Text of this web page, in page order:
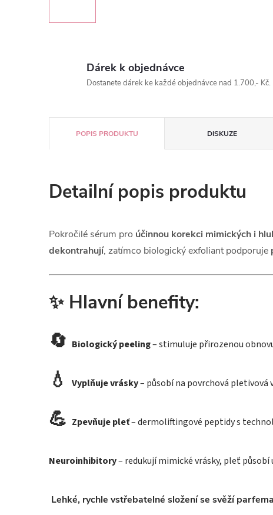
Dárek k objednávce
Dostanete dárek ke každé objednávce nad 1.700,- Kč.
POPIS PRODUKTU DISKUZE
Detailní popis produktu
Pokročilé sérum pro účinnou korekci mimických i
dekontrahují, zatímco biologický exfoliant podporuje
✨ Hlavní benefity:
🔄 Biologický peeling– stimuluje přirozenou
💧 Vyplňuje vrásky– působí na povrchová pletivová
💪 Zpevňuje pleť– dermoliftingové peptidy s
Neuroinhibitory– redukují mimické vrásky, pleť působí
Lehké, rychle vstřebatelné složení se svěží